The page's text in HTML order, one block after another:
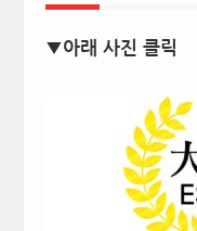
▼아래 사진 클릭